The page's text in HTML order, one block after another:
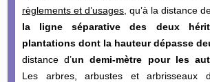
règlements et d’usages, qu’à la distance
la ligne séparative des deux
plantations dont la hauteur dépasse
distance d’un demi-mètre pour les
Les arbres, arbustes et arbrisseaux